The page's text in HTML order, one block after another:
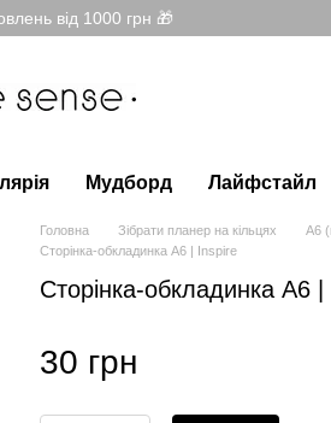
від 1000 грн 🎁
Мудборд Лайфстайл
Головна Зібрати планер на кільцях А6
Сторінка-обкладинка А6 | Inspire
Сторінка-обкладинка А6
30 грн